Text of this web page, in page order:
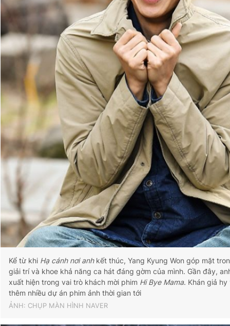
Kể từ khi Hạ cánh nơi anh kết thúc, Yang Kyung Won góp mặt
giải trí và khoe khả năng ca hát đáng gờm của mình. Gần đây,
xuất hiện trong vai trò khách mời phim Hi Bye Mama. Khán giả hy
thêm nhiều dự án phim ảnh thời gian tới
ẢNH: CHỤP MÀN HÌNH NAVER